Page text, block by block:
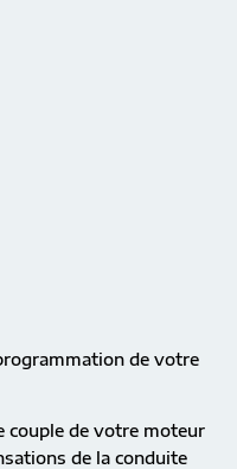
de votre
couple de votre moteur
de la conduite